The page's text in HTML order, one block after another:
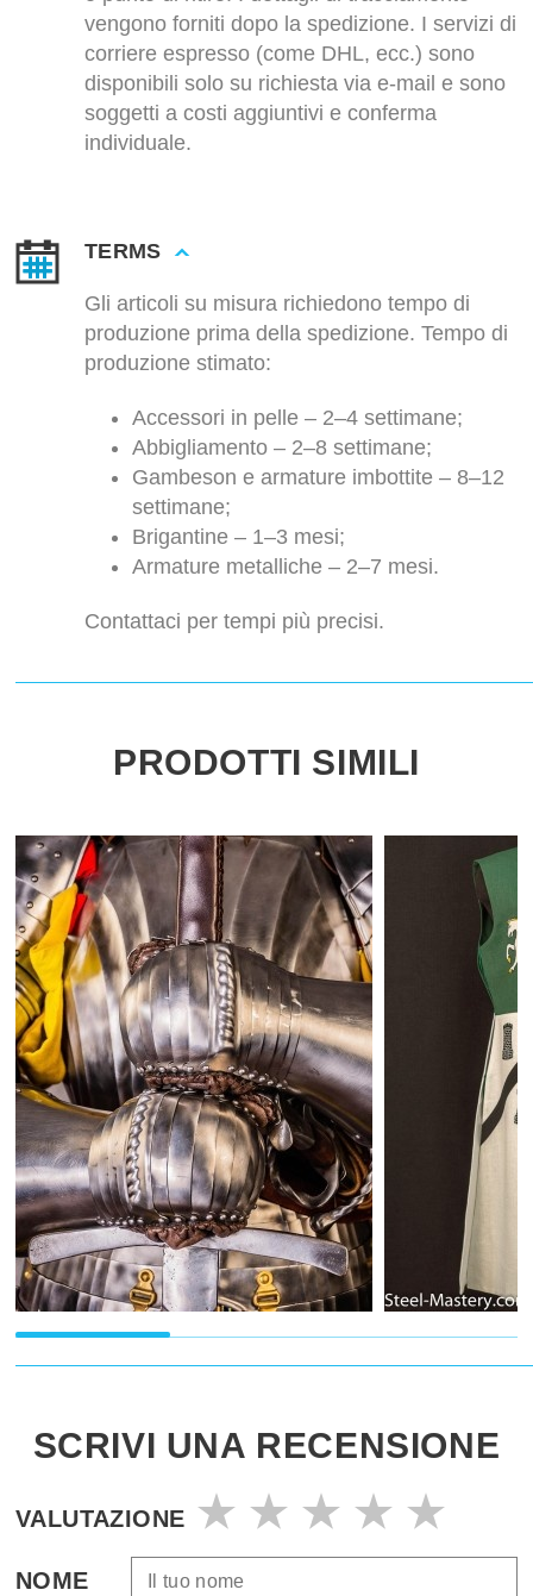
vengono forniti dopo la spedizione. I servizi di
corriere espresso (come DHL, ecc.) sono
disponibili solo su richiesta via e-mail e sono
soggetti a costi aggiuntivi e conferma
individuale.
TERMS
Gli articoli su misura richiedono tempo di
produzione prima della spedizione. Tempo di
produzione stimato:
Accessori in pelle – 2–4 settimane;
Abbigliamento – 2–8 settimane;
Gambeson e armature imbottite – 8–12
settimane;
Brigantine – 1–3 mesi;
Armature metalliche – 2–7 mesi.
Contattaci per tempi più precisi.
PRODOTTI SIMILI
SCRIVI UNA RECENSIONE
VALUTAZIONE
NOME